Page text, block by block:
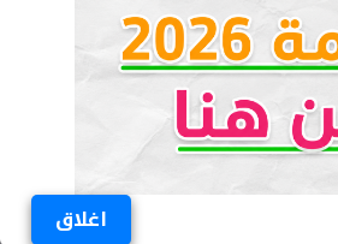
اغلاق